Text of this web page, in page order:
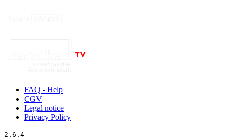
FAQ - Help
CGV
Legal notice
Privacy Policy
2.6.4